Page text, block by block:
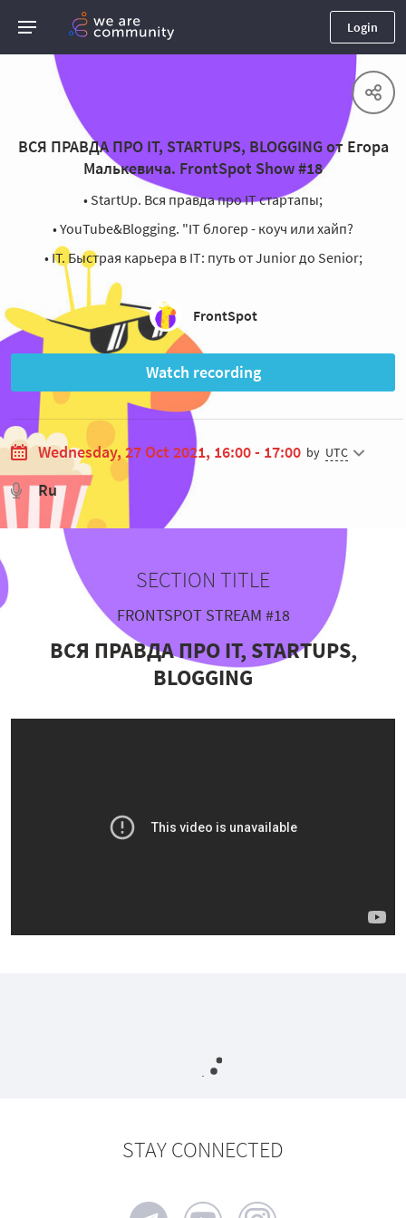
Login
ВСЯ ПРАВДА ПРО IT, STARTUPS, BLOGGING от Егора
Малькевича. FrontSpot Show #18
• StartUp. Вся правда про IT стартапы;
• YouTube&Blogging. "IT блогер - коуч или хайп?
• IT. Быстрая карьера в IT: путь от Junior до Senior;
FrontSpot
Watch recording
Wednesday, 27 Oct 2021, 16:00 - 17:00 by UTC
Ru
SECTION TITLE
FRONTSPOT STREAM #18
ВСЯ ПРАВДА ПРО IT, STARTUPS,
BLOGGING
STAY CONNECTED